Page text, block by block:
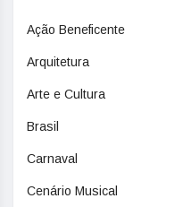
Ação Beneficente
Arquitetura
Arte e Cultura
Brasil
Carnaval
Cenário Musical